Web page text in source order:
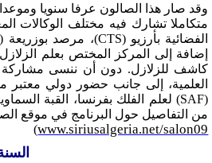
وقد صار هذا الصالون عرفا سنويا
متكاملا تشارك فيه مختلف الوكالات
الفضائية بأرزيو(CTS)، مرصد بوزريعة
إضافة إلى المركز المختص بعلم
كاشف للزلازل. دون أن ننسى مشاركة
العلمية، إلى جانب حضور دولي معتبر
(
SAF) لعلم الفلك بفرنسا، القبة
من التفاصيل حول البرنامج في موقع
www.siriusalgeria.net/salon09
)
السنة